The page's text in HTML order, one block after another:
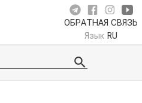
ОБРАТНАЯ СВЯЗЬ
Язык RU